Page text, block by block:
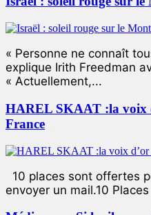
« Personne ne connaît
explique Irith Freedman
« Actuellement,...
HAREL SKAAT :la voix
France
10 places sont offertes
envoyer un mail.10